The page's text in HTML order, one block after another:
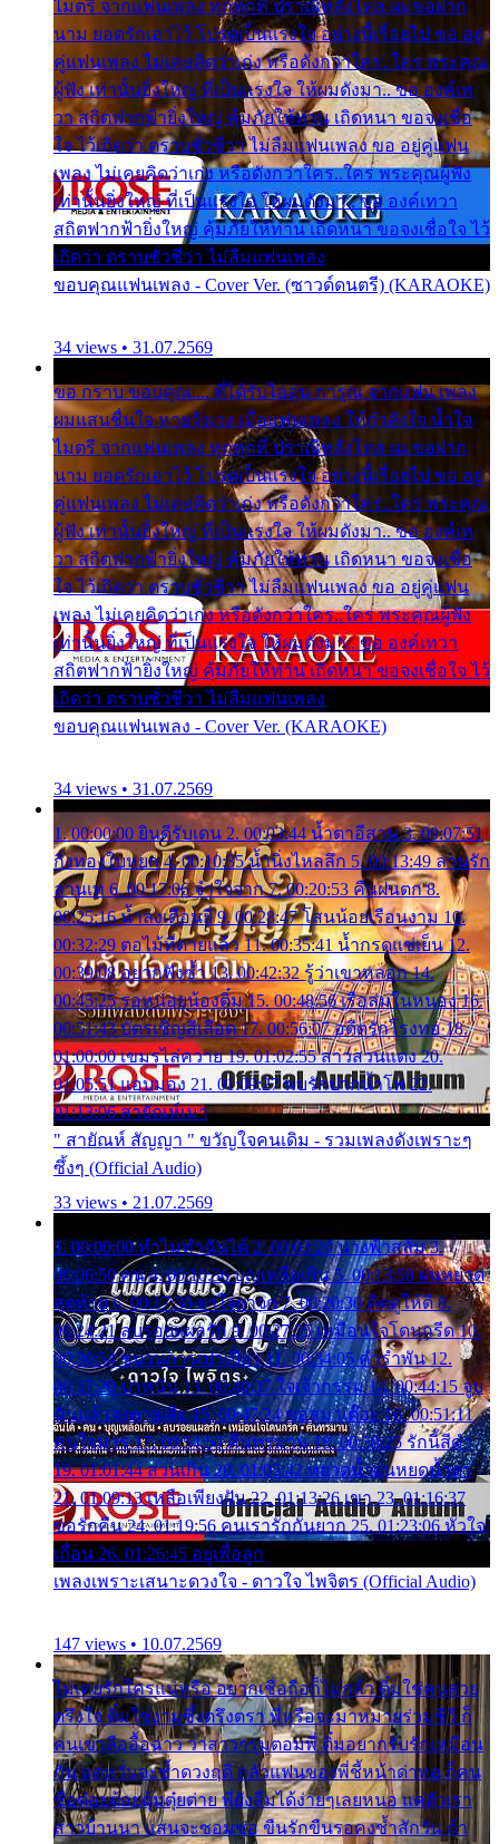
ไมตรี จากแฟนเพลง ทุกทุกที่ ปราณีหลั่งไหล ผมขอฝาก
นาม ยอดรักเอาไว้ โปรดเป็นแรงใจ อย่างนี้เรื่อยไป ขอ อยู่
คู่แฟนเพลง ไม่เคยคิดว่าเก่ง หรือดังกว่าใคร..ใคร พระคุณ
ผู้ฟัง เท่านั้นยิ่งใหญ่ ที่เป็นแรงใจ ให้ผมดังมา.. ขอ องค์เท
วา สถิตฟากฟ้ายิ่งใหญ่ คุ้มภัยให้ท่าน เถิดหนา ขอจงเชื่อ
ใจ ไว้เถิดว่า ตราบชั่วชีวา ไม่ลืมแฟนเพลง ขอ อยู่คู่แฟน
เพลง ไม่เคยคิดว่าเก่ง หรือดังกว่าใคร..ใคร พระคุณผู้ฟัง
เท่านั้นยิ่งใหญ่ ที่เป็นแรงใจ ให้ผมดังมา.. ขอ องค์เทวา
สถิตฟากฟ้ายิ่งใหญ่ คุ้มภัยให้ท่าน เถิดหนา ขอจงเชื่อใจ ไว้
เถิดว่า ตราบชั่วชีวา ไม่ลืมแฟนเพลง
ขอบคุณแฟนเพลง - Cover Ver. (ซาวด์ดนตรี) (KARAOKE)
34 views • 31.07.2569
ขอ กราบ ขอบคุณ.... ที่ได้รับไออุ่น การุณ จากแฟน เพลง
ผมแสนชื่นใจ หายวังเวง เมื่อแฟนเพลง ให้กำลังใจ น้ำใจ
ไมตรี จากแฟนเพลง ทุกทุกที่ ปราณีหลั่งไหล ผมขอฝาก
นาม ยอดรักเอาไว้ โปรดเป็นแรงใจ อย่างนี้เรื่อยไป ขอ อยู่
คู่แฟนเพลง ไม่เคยคิดว่าเก่ง หรือดังกว่าใคร..ใคร พระคุณ
ผู้ฟัง เท่านั้นยิ่งใหญ่ ที่เป็นแรงใจ ให้ผมดังมา.. ขอ องค์เท
วา สถิตฟากฟ้ายิ่งใหญ่ คุ้มภัยให้ท่าน เถิดหนา ขอจงเชื่อ
ใจ ไว้เถิดว่า ตราบชั่วชีวา ไม่ลืมแฟนเพลง ขอ อยู่คู่แฟน
เพลง ไม่เคยคิดว่าเก่ง หรือดังกว่าใคร..ใคร พระคุณผู้ฟัง
เท่านั้นยิ่งใหญ่ ที่เป็นแรงใจ ให้ผมดังมา.. ขอ องค์เทวา
สถิตฟากฟ้ายิ่งใหญ่ คุ้มภัยให้ท่าน เถิดหนา ขอจงเชื่อใจ ไว้
เถิดว่า ตราบชั่วชีวา ไม่ลืมแฟนเพลง
ขอบคุณแฟนเพลง - Cover Ver. (KARAOKE)
34 views • 31.07.2569
1. 00:00:00 ยินดีรับเดน 2. 00:03:44 น้ำตาอีสาน 3. 00:07:51
กิ่งทองใบหยก 4. 00:10:35 น้ำนิ่งไหลลึก 5. 00:13:49 ลานรัก
ลานเท 6. 00:17:06 จำใจจาก 7. 00:20:53 คืนฝนตก 8.
00:25:16 น้ำลงเดือนยี่ 9. 00:28:47 โสนน้อยเรือนงาม 10.
00:32:29 ตอไม้ที่ตายแล้ว 11. 00:35:41 น้ำกรดแช่เย็น 12.
00:39:08 อยากฟังซ้ำ 13. 00:42:32 รู้ว่าเขาหลอก 14.
00:45:25 รอหน่อยน้องติ๋ม 15. 00:48:56 เรือล่มในหนอง 16.
00:51:43 บัตรเชิญสีเลือด 17. 00:56:07 อดีตรักโรงทอ 18.
01:00:00 เขมรไล่ควาย 19. 01:02:55 สาวสวนแตง 20.
01:05:51 แอบมอง 21. 01:09:27 พบรักปากน้ำโพ 22.
01:13:06 สายัณห์เมา
" สายัณห์ สัญญา " ขวัญใจคนเดิม - รวมเพลงดังเพราะๆ
ซึ้งๆ (Official Audio)
33 views • 21.07.2569
1. 00:00:00 ทำไมทำฉันได้ 2. 00:03:20 นางฟ้าสลัม 3.
00:06:50 คน 4. 00:10:36 บุญเหลือเกิน 5. 00:13:58 ฝนหยาด
สุดท้าย 6. 00:17:30 ยาใจยาจก 7. 00:20:30 คิดดูให้ดี 8.
00:24:21 ลบรอยแผลรัก 9. 00:27:35 เหมือนใจโดนกรีด 10.
00:30:54 ขบวนการเปาเปียว 11. 00:34:05 คำรำพัน 12.
00:37:20 ปาหนัน 13. 00:40:37 ใจเจ้ากรรม 14. 00:44:15 จูบ
ฉันแล้วจงตายเสีย 15. 00:47:24 ขอสูมาเต๊อะ 16. 00:51:11
คนใจมาร 17. 00:54:50 คืนทรมาน 18. 00:58:25 รักนี้สีดำ
19. 01:01:44 ส่วนเกิน 20. 01:05:42 หยาดน้ำฝนหยดน้ำตา
21. 01:09:13 เหลือเพียงฝัน 22. 01:13:26 เขา 23. 01:16:37
ขอรักคืน 24. 01:19:56 คนเรารักกันยาก 25. 01:23:06 หัวใจ
เถื่อน 26. 01:26:45 อยู่เพื่อลูก
เพลงเพราะเสนาะดวงใจ - ดาวใจ ไพจิตร (Official Audio)
147 views • 10.07.2569
ไม่เคยรักใครแน่หรือ อยากเชื่อถือก็ไม่กล้า ติ๋มใช่คนสวย
ตรึงใจ ติ๋มใช่งามซึ้งตรึงตรา พี่หรือจะมาหมายร่วมชีวี ก็
คนเขาลืออื้อฉาว ว่าสาวๆรุมตอมพี่ ติ๋มอยากรับรักเหมือน
กัน แต่หวั่นจะช้ำดวงฤดี กลัวแฟนของพี่ชี้หน้าด่าทอ ก็คน
ชื่อต๋อยต้อยตุ้มตุ๋ยต่าย พี่ยังลืมได้ง่ายๆเลยหนอ แค่ตัวเรา
สาวบ้านนา แสนจะซอมซ่อ ขืนรักขืนรอคงช้ำสักวัน ถ้า